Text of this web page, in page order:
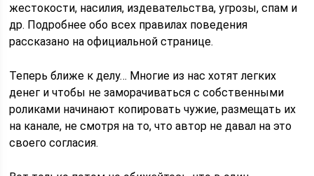
жестокости, насилия, издевательства, угрозы, спам и
др. Подробнее обо всех правилах поведения
рассказано на официальной странице.
Теперь ближе к делу… Многие из нас хотят легких
денег и чтобы не заморачиваться с собственными
роликами начинают копировать чужие, размещать их
на канале, не смотря на то, что автор не давал на это
своего согласия.